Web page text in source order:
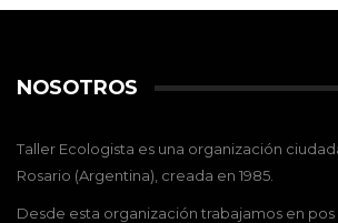
NOSOTROS
Taller Ecologista es una organización
Rosario (Argentina), creada en 1985.
Desde esta organización trabajamos en